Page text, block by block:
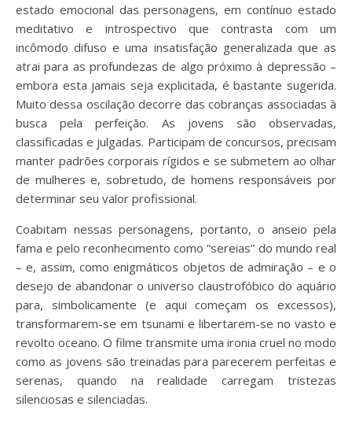
estado emocional das personagens, em contínuo estado
meditativo e introspectivo que contrasta com um
incômodo difuso e uma insatisfação generalizada que as
atrai para as profundezas de algo próximo à depressão –
embora esta jamais seja explicitada, é bastante sugerida.
Muito dessa oscilação decorre das cobranças associadas à
busca pela perfeição. As jovens são observadas,
classificadas e julgadas. Participam de concursos, precisam
manter padrões corporais rígidos e se submetem ao olhar
de mulheres e, sobretudo, de homens responsáveis por
determinar seu valor profissional.
Coabitam nessas personagens, portanto, o anseio pela
fama e pelo reconhecimento como “sereias” do mundo real
– e, assim, como enigmáticos objetos de admiração – e o
desejo de abandonar o universo claustrofóbico do aquário
para, simbolicamente (e aqui começam os excessos),
transformarem-se em tsunami e libertarem-se no vasto e
revolto oceano. O filme transmite uma ironia cruel no modo
como as jovens são treinadas para parecerem perfeitas e
serenas, quando na realidade carregam tristezas
silenciosas e silenciadas.